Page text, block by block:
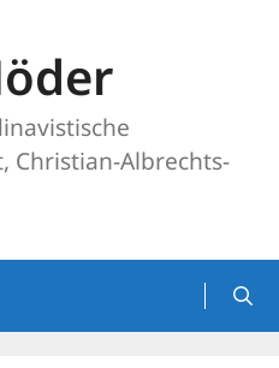
Christian-Albrechts-